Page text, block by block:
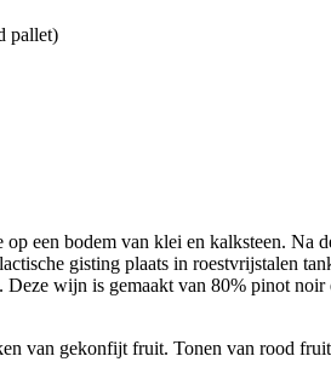
pallet)
een bodem van klei en kalksteen. Na
gisting plaats in roestvrijstalen
Deze wijn is gemaakt van 80% pinot
van gekonfijt fruit. Tonen van rood